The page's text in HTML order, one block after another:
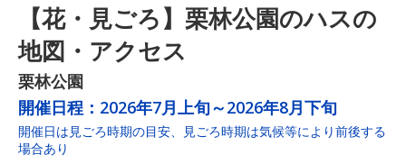
【花・見ごろ】栗林公園のハスの
地図・アクセス
栗林公園
開催日程： 2026年7月上旬～2026年8月下旬
開催日は見ごろ時期の目安、見ごろ時期は気候等により前後する
場合あり